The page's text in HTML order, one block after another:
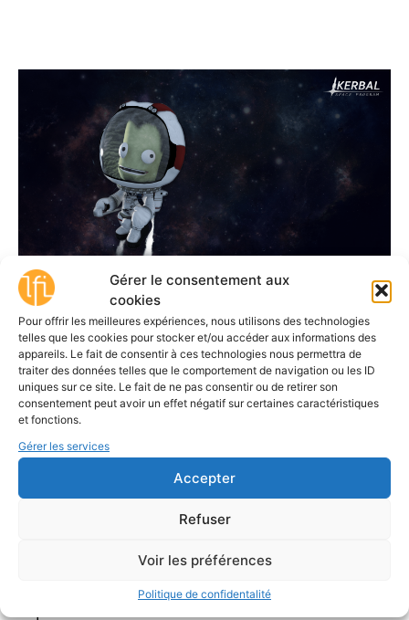
Gérer le consentement aux
cookies
Pour offrir les meilleures expériences, nous utilisons des technologies
telles que les cookies pour stocker et/ou accéder aux informations des
appareils. Le fait de consentir à ces technologies nous permettra de
traiter des données telles que le comportement de navigation ou les ID
uniques sur ce site. Le fait de ne pas consentir ou de retirer son
consentement peut avoir un effet négatif sur certaines caractéristiques
et fonctions.
Gérer les services
Accepter
Refuser
Voir les préférences
Politique de confidentalité
POUR UNE ANIMATION :
Bien entendu, il est aussi tout à fait possible
d’envisager une activité, une animation, dont
tordu » pour inculquer un savoir ou pour
recueillir une forme d’expression. En d’autres
termes, proposer aux participants de jouer «
normalement » au jeu vidéo en question.
proposer une animation collective, créer du lien
entre et avec les participants, produire une